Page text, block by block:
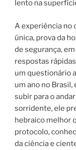
lento na
A experiência no
única, prova da
de segurança,
respostas
um questionário
um ano no
subir para o
sorridente, ele
hebraico melhor
protocolo,
da ciência e